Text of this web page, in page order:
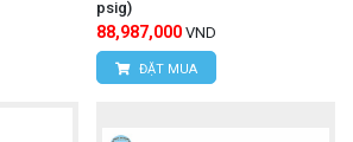
psig)
88,987,000 VND
ĐẶT MUA